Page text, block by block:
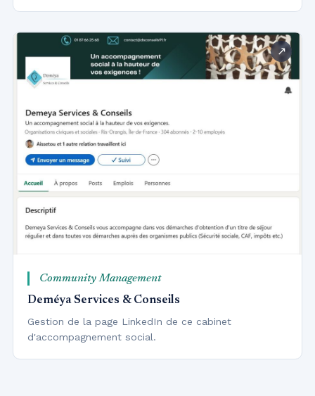
Community Management
Deméya Services & Conseils
Gestion de la page LinkedIn de ce cabinet
d'accompagnement social.